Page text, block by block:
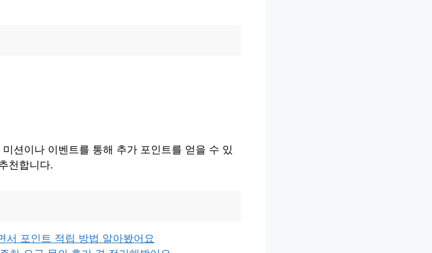
션이나 이벤트를 통해 추가 포인트를 얻을 수 있
천합니다.
포인트 적립 방법 알아봤어요